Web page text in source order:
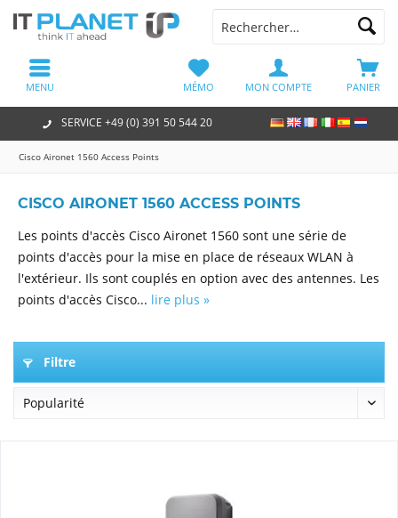
SERVICE +49 (0) 391 50 544 20
PANIER
MÉMO MON COMPTE
MENU
Cisco Aironet 1560 Access Points
CISCO AIRONET 1560 ACCESS POINTS
Les points d'accès Cisco Aironet 1560 sont une série de
points d'accès pour la mise en place de réseaux WLAN à
l'extérieur. Ils sont couplés en option avec des antennes. Les
points d'accès Cisco... lire plus »
Filtre